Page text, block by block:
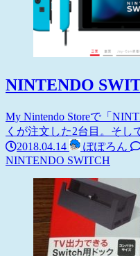
NINTENDO
My Nintendo Storeで「
くが注文した2台目。そ
2018.04.14
ぽぽろん
NINTENDO SWITCH